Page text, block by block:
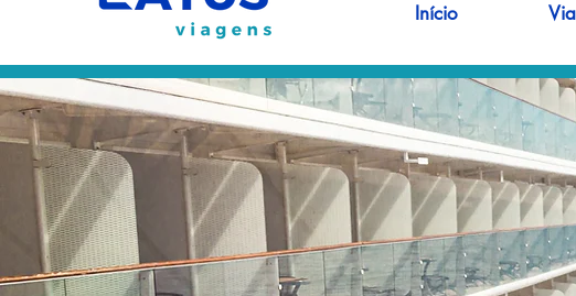
Início